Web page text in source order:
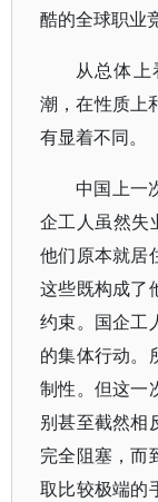
酷的全球职业
从总体
潮，在性质上
有显着不同。
中国上一
企工人虽然失
他们原本就居
这些既构成了
约束。国企工
的集体行动。
制性。但这一
别甚至截然相
完全阻塞，而
取比较极端的